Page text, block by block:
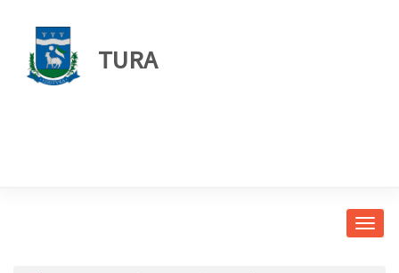
TURA